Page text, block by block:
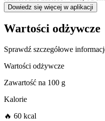
Dowiedz się więcej w aplikacji
Wartości odżywcze
Sprawdź szczegółowe
Wartości odżywcze
Zawartość na 100 g
Kalorie
🔥 60 kcal